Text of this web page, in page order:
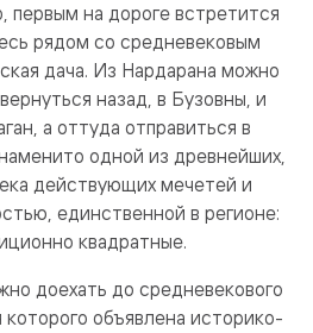
первым на дороге встретится
рядом со средневековым
дача. Из Нардарана можно
назад, в Бузовны, и
а оттуда отправиться в
одной из древнейших,
действующих мечетей и
единственной в регионе:
квадратные.
доехать до средневекового
которого объявлена историко-